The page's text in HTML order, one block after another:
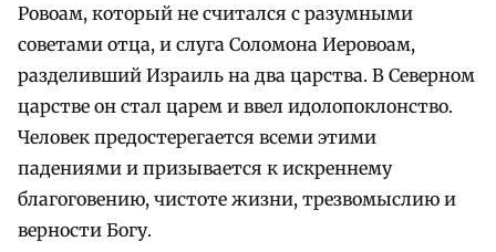
Ровоам, который не считался с разумными
советами отца, и слуга Соломона Иеровоам,
разделивший Израиль на два царства. В Северном
царстве он стал царем и ввел идолопоклонство.
Человек предостерегается всеми этими
падениями и призывается к искреннему
благоговению, чистоте жизни, трезвомыслию и
верности Богу.